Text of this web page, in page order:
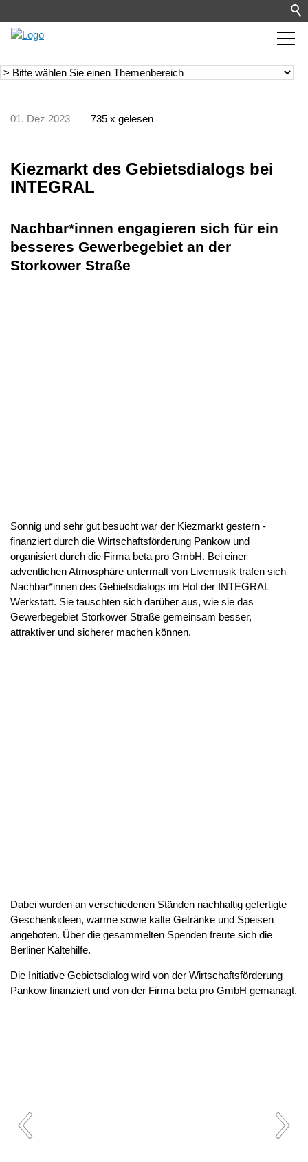
01. Dez 2023 735 x gelesen
Kiezmarkt des Gebietsdialogs bei
INTEGRAL
Nachbar*innen engagieren sich für ein
besseres Gewerbegebiet an der
Storkower Straße
Sonnig und sehr gut besucht war der Kiezmarkt gestern -
finanziert durch die Wirtschaftsförderung Pankow und
organisiert durch die Firma beta pro GmbH. Bei einer
adventlichen Atmosphäre untermalt von Livemusik trafen sich
Nachbar*innen des Gebietsdialogs im Hof der INTEGRAL
Werkstatt. Sie tauschten sich darüber aus, wie sie das
Gewerbegebiet Storkower Straße gemeinsam besser,
attraktiver und sicherer machen können.
Dabei wurden an verschiedenen Ständen nachhaltig gefertigte
Geschenkideen, warme sowie kalte Getränke und Speisen
angeboten. Über die gesammelten Spenden freute sich die
Berliner Kältehilfe.
Die Initiative Gebietsdialog wird von der Wirtschaftsförderung
Pankow finanziert und von der Firma beta pro GmbH gemanagt.